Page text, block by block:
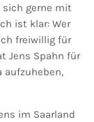
sich gerne mit
ist klar: Wer
freiwillig für
Jens Spahn für
aufzuheben,
im Saarland